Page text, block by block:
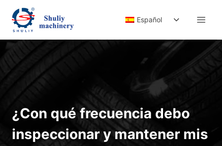
Saltar
contenido
Español
Alternar
hijo
¿Con qué frecuencia debo
inspeccionar y mantener mis